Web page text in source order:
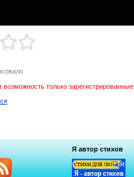
возможность только зарегистрированные
Я автор стихов